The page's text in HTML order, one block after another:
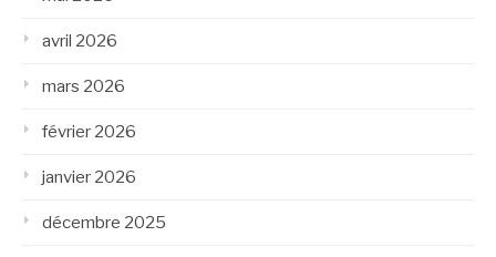
avril 2026
mars 2026
février 2026
janvier 2026
décembre 2025